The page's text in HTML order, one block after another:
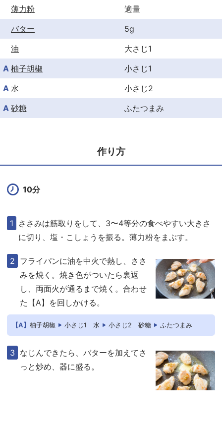
薄力粉
適量
バター
5g
油
大さじ1
A 柚子胡椒
小さじ1
A 水
小さじ2
A 砂糖 ふたつまみ
作り方
10分
ささみは筋取りをして、3〜4等分の食べやすい大きさ
に切り、塩・こしょうを振る。薄力粉をまぶす。
フライパンに油を中火で熱し、ささ
みを焼く。焼き色がついたら裏返
し、両面火が通るまで焼く。合わせ
た【A】を回しかける。
【A】 柚子胡椒 小さじ1 水 小さじ2 砂糖 ふたつまみ
なじんできたら、バターを加えてさ
っと炒め、器に盛る。